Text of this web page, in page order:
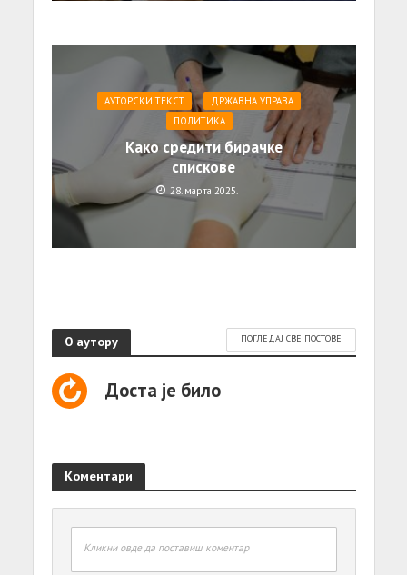
АУТОРСКИ ТЕКСТ
ДРЖАВНА УПРАВА
ПОЛИТИКА
Како средити бирачке
спискове
28. марта 2025.
О аутору ПОГЛЕДАЈ СВЕ ПОСТОВЕ
Доста је било
Коментари
Кликни овде да поставиш коментар